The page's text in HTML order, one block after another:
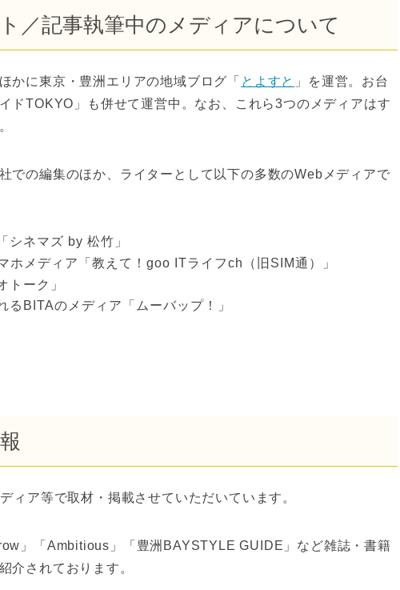
／記事執筆中のメディアについて
かに東京・豊洲エリアの地域ブログ「 とよすと 」を運営。お台
ドTOKYO」も併せて運営中。なお、これら3つのメディアはす
での編集のほか、ライターとして以下の多数のWebメディアで
シネマズ by 松竹」
ホメディア「教えて！goo ITライフch（旧SIM通）」
トーク」
るBITAのメディア「ムーバップ！」
ィア等で取材・掲載させていただいています。
」「Ambitious」「豊洲BAYSTYLE GUIDE」など雑誌・書籍
介されております。